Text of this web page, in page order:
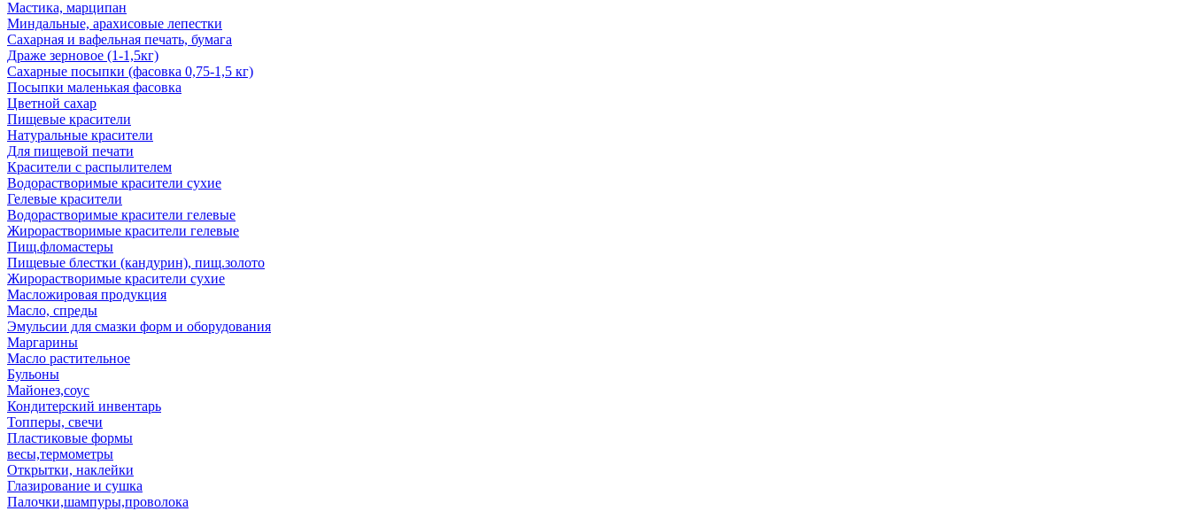
Мастика, марципан
Миндальные, арахисовые лепестки
Сахарная и вафельная печать, бумага
Драже зерновое (1-1,5кг)
Сахарные посыпки (фасовка 0,75-1,5 кг)
Посыпки маленькая фасовка
Цветной сахар
Пищевые красители
Натуральные красители
Для пищевой печати
Красители с распылителем
Водорастворимые красители сухие
Гелевые красители
Водорастворимые красители гелевые
Жирорастворимые красители гелевые
Пищ.фломастеры
Пищевые блестки (кандурин), пищ.золото
Жирорастворимые красители сухие
Масложировая продукция
Масло, спреды
Эмульсии для смазки форм и оборудования
Маргарины
Масло растительное
Бульоны
Майонез,соус
Кондитерский инвентарь
Топперы, свечи
Пластиковые формы
весы,термометры
Открытки, наклейки
Глазирование и сушка
Палочки,шампуры,проволока